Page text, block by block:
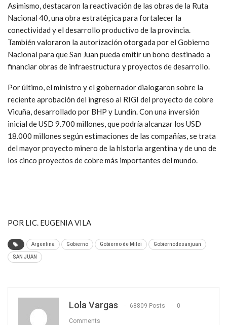
Asimismo, destacaron la reactivación de las obras de la Ruta
Nacional 40, una obra estratégica para fortalecer la
conectividad y el desarrollo productivo de la provincia.
También valoraron la autorización otorgada por el Gobierno
Nacional para que San Juan pueda emitir un bono destinado a
financiar obras de infraestructura y proyectos de desarrollo.
Por último, el ministro y el gobernador dialogaron sobre la
reciente aprobación del ingreso al RIGI del proyecto de cobre
Vicuña, desarrollado por BHP y Lundin. Con una inversión
inicial de USD 9.700 millones, que podría alcanzar los USD
18.000 millones según estimaciones de las compañías, se trata
del mayor proyecto minero de la historia argentina y de uno de
los cinco proyectos de cobre más importantes del mundo.
POR LIC. EUGENIA VILA
Argentina Gobierno Gobierno de Milei Gobiernodesanjuan
SAN JUAN
Lola Vargas 68809 Posts 0
Comments